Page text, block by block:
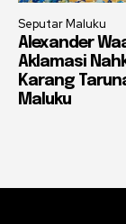
Seputar Maluku
Alexander
Aklamasi
Karang
Maluku